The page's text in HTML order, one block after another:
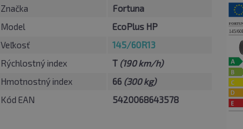
Značka
Fortuna
Model
EcoPlus HP
Veľkosť
145/60R13
Rýchlostný index
T (190 km/h)
Hmotnostný index
66 (300 kg)
Kód EAN
5420068643578